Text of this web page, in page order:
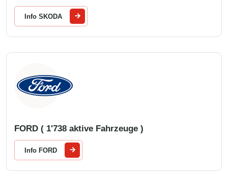
Info SKODA
FORD ( 1'738 aktive Fahrzeuge )
Info FORD